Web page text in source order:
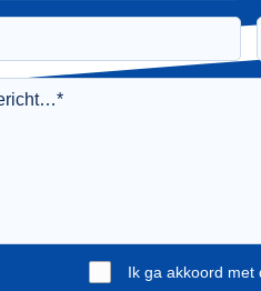
Ik ga akkoord met